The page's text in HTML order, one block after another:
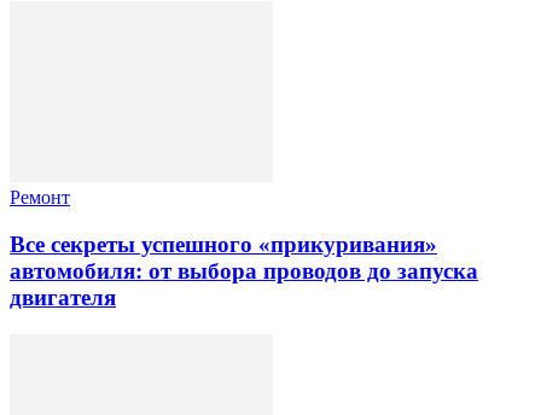
Ремонт
Все секреты успешного «прикуривания»
автомобиля: от выбора проводов до запуска
двигателя